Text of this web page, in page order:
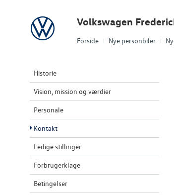
Forside Nye personbiler
Volkswagen Volkswagen
Historie
Vision, mission og værdier
Personale
Kontakt
Ledige stillinger
Forbrugerklage
Betingelser